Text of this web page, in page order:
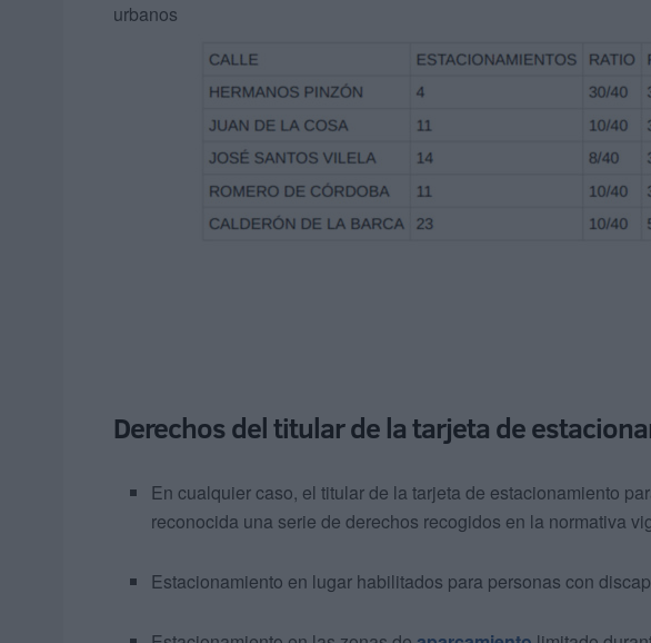
urbanos
Derechos del titular de la tarjeta de
En cualquier caso, el titular de la tarjeta de estacionamiento
reconocida una serie de derechos recogidos en la normativa
Estacionamiento en lugar habilitados para personas con